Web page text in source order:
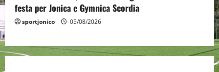
festa per Jonica e Gymnica Scordia
sportjonico 05/08/2026